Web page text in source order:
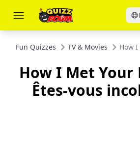
Fun Quizzes TV & Movies How
How I Met Your
Êtes-vous